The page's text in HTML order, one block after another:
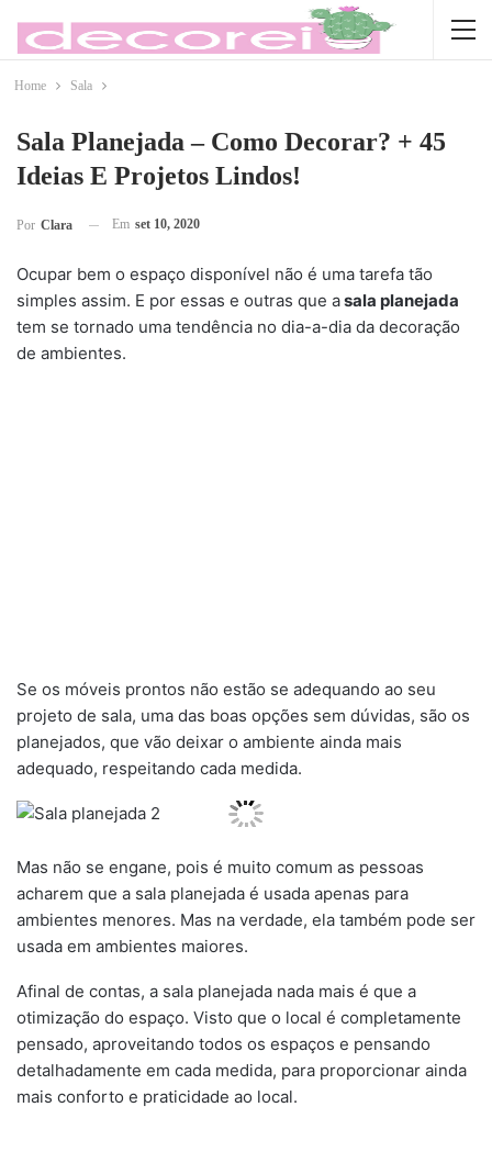
Home Sala
Sala Planejada – Como Decorar? + 45
Ideias E Projetos Lindos!
Por Clara Em set 10, 2020
Ocupar bem o espaço disponível não é uma tarefa tão
simples assim. E por essas e outras que asala planejada
tem se tornado uma tendência no dia-a-dia da decoração
de ambientes.
Se os móveis prontos não estão se adequando ao seu
projeto de sala, uma das boas opções sem dúvidas, são os
planejados, que vão deixar o ambiente ainda mais
adequado, respeitando cada medida.
Mas não se engane, pois é muito comum as pessoas
acharem que a sala planejada é usada apenas para
ambientes menores. Mas na verdade, ela também pode ser
usada em ambientes maiores.
Afinal de contas, a sala planejada nada mais é que a
otimização do espaço. Visto que o local é completamente
pensado, aproveitando todos os espaços e pensando
detalhadamente em cada medida, para proporcionar ainda
mais conforto e praticidade ao local.